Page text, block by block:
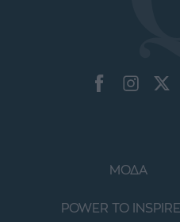
ΜΟΔΑ
POWER TO INSPIRE